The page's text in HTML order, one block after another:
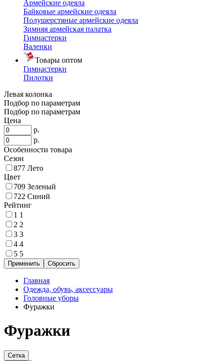
Армейские одеяла
Байковые армейские одеяла
Полушерстяные армейские одеяла
Зимняя армейская палатка
Гимнастерки
Валенки
Товары оптом
Гимнастерки
Пилотки
Левая колонка
Подбор по параметрам
Подбор по параметрам
Цена
р.
р.
Особенности товара
Сезон
877 Лето
Цвет
709 Зеленый
722 Синий
Рейтинг
1 1
2 2
3 3
4 4
5 5
Главная
Одежда, обувь, аксессуары
Головные уборы
Фуражки
Фуражки
Сетка